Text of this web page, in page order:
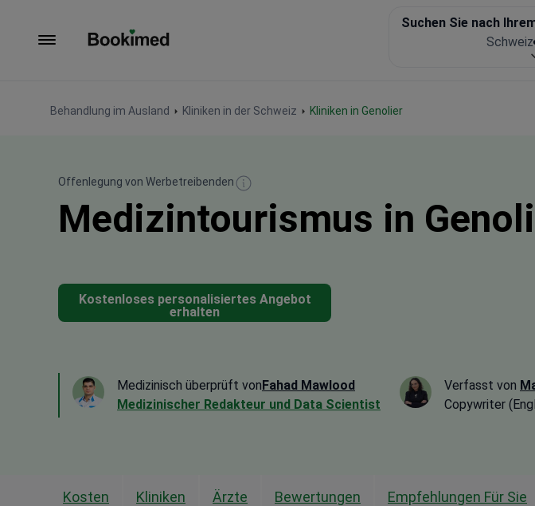
Behandlung im Ausland Kliniken in der Schweiz Kliniken in Genolier
Suchen Sie nach
Schweiz
Offenlegung von Werbetreibenden
Medizintourismus in
Kostenloses personalisiertes Angebot
erhalten
Medizinisch überprüft vonFahad Mawlood
Medizinischer Redakteur und Data Scientist
Verfasst von
Copywriter
Kosten Kliniken Ärzte Bewertungen Empfehlungen Für Sie